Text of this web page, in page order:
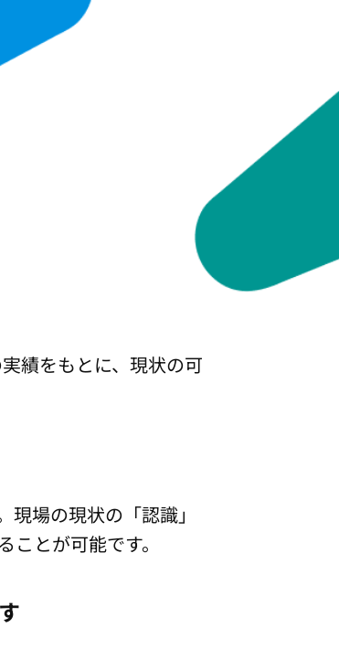
績をもとに、現状の可
場の現状の「認識」
とが可能です。